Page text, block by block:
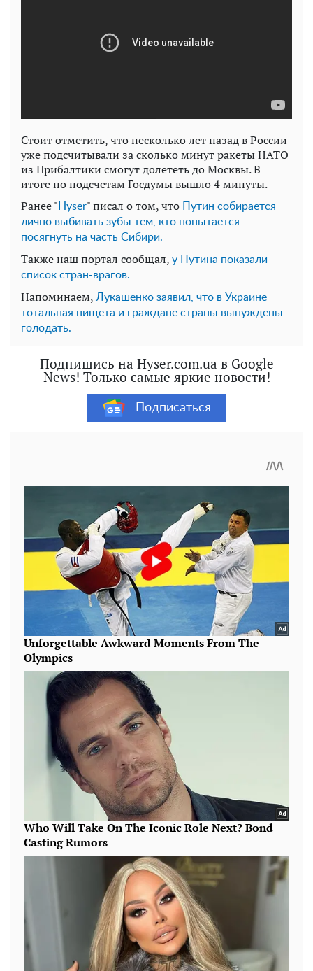
Стоит отметить, что несколько лет назад в России
уже подсчитывали за сколько минут ракеты НАТО
из Прибалтики смогут долететь до Москвы. В
итоге по подсчетам Госдумы вышло 4 минуты.
Ранее " Нyser"писал о том, что
Путин собирается
лично выбивать зубы тем, кто попытается
посягнуть на часть Сибири.
Также наш портал сообщал, у Путина показали
список стран-врагов.
Напоминаем, Лукашенко заявил, что в Украине
тотальная нищета и граждане страны вынуждены
голодать.
Подпишись на Hyser.com.ua в Google
News! Только самые яркие новости!
Подписаться